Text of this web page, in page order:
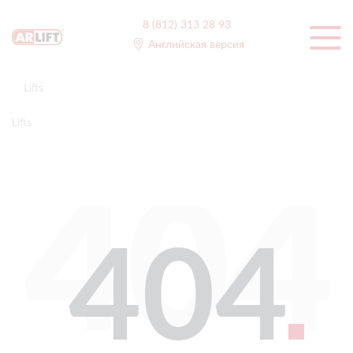
8 (812) 313 28 93
Английская версия
Lifts
Lifts
404